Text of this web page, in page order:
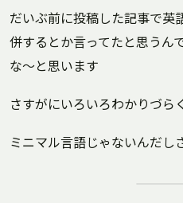
だいぶ前に投稿した記事で
併するとか言ってたと思うん
な～と思います
さすがにいろいろわかりづら
ミニマル言語じゃないんだし